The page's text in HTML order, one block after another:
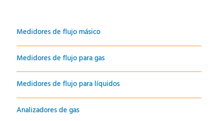
Medidores de flujo másico
Medidores de flujo para gas
Medidores de flujo para líquidos
Analizadores de gas